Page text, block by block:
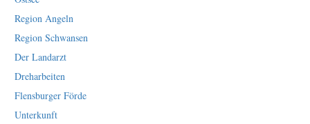
Region Angeln
Region Schwansen
Der Landarzt
Dreharbeiten
Flensburger Förde
Unterkunft